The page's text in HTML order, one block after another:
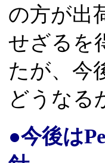
の方が出
せざるを
たが、今
どうなる
●今後は